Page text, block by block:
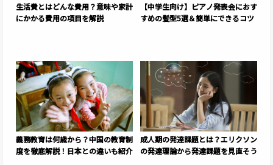
生活費とはどんな費用？意味や家計
にかかる費用の項目を解説
【中学生向け】ピアノ発表会におす
すめの髪型5選＆簡単にできるコツ
義務教育は何歳から？中国の教育制
度を徹底解説！日本との違いも紹介
成人期の発達課題とは？エリクソン
の発達理論から発達課題を見直そう